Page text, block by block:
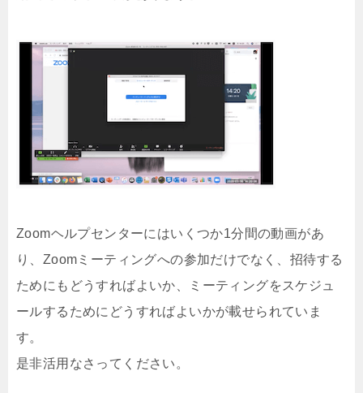
Zoomヘルプセンターにはいくつか1分間の動画があ
り、Zoomミーティングへの参加だけでなく、招待する
ためにもどうすればよいか、ミーティングをスケジュ
ールするためにどうすればよいかが載せられていま
す。
是非活用なさってください。